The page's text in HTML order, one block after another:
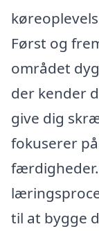
Først og
området
der kender
give dig
fokuserer
til at bygge